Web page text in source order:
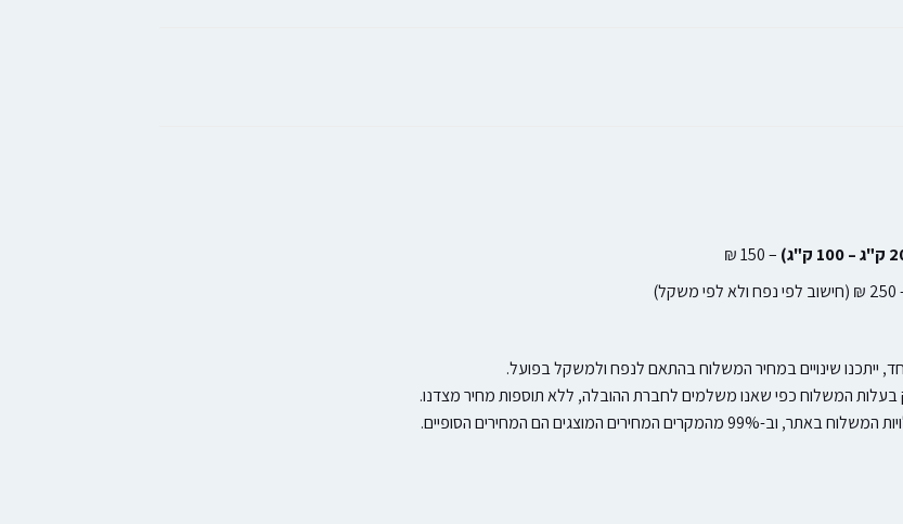
– 150 ₪
לפי משקל)
ייתכנו שינויים במחיר המשלוח בהתאם לנפח ולמשקל בפועל.
בעלות המשלוח כפי שאנו משלמים לחברת ההובלה, ללא תוספות מחיר מצדנו.
המחירים המוצגים הם המחירים הסופיים.